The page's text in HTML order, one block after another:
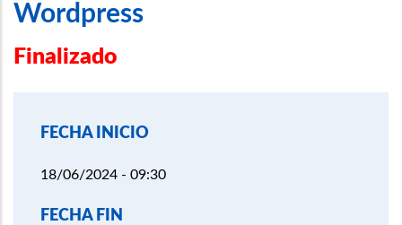
Wordpress
Finalizado
FECHA INICIO
18/06/2024 - 09:30
FECHA FIN